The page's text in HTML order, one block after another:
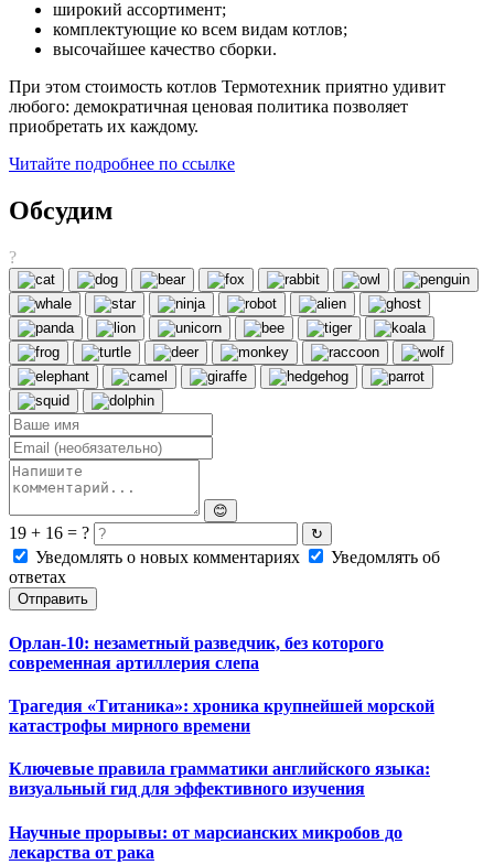
широкий ассортимент;
комплектующие ко всем видам котлов;
высочайшее качество сборки.
При этом стоимость котлов Термотехник приятно удивит
любого: демократичная ценовая политика позволяет
приобретать их каждому.
Читайте подробнее по ссылке
Обсудим
?
😊
19 + 16 = ? ↻
Уведомлять о новых комментариях
Уведомлять об
ответах
Отправить
Орлан-10: незаметный разведчик, без которого
современная артиллерия слепа
Трагедия «Титаника»: хроника крупнейшей морской
катастрофы мирного времени
Ключевые правила грамматики английского языка:
визуальный гид для эффективного изучения
Научные прорывы: от марсианских микробов до
лекарства от рака